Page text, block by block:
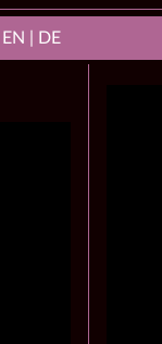
EN | DE